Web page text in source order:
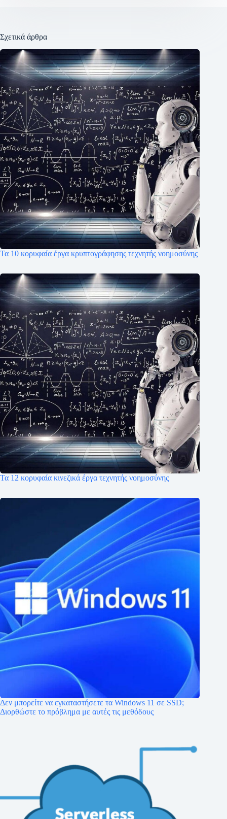
Σχετικά άρθρα
Τα 10 κορυφαία έργα κρυπτογράφησης τεχνητής νοημοσύνης
Τα 12 κορυφαία κινεζικά έργα τεχνητής νοημοσύνης
Δεν μπορείτε να εγκαταστήσετε τα Windows 11 σε SSD;
Διορθώστε το πρόβλημα με αυτές τις μεθόδους